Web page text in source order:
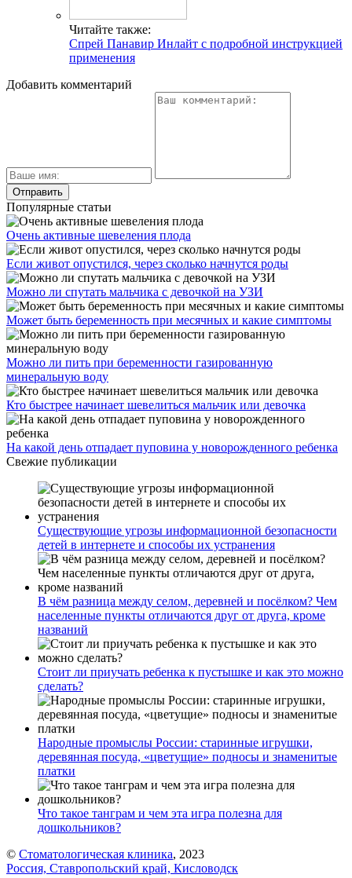
Читайте также:
Спрей Панавир Инлайт с подробной инструкцией
применения
Добавить комментарий
Популярные статьи
Очень активные шевеления плода
Если живот опустился, через сколько начнутся роды
Можно ли спутать мальчика с девочкой на УЗИ
Может быть беременность при месячных и какие симптомы
Можно ли пить при беременности газированную
минеральную воду
Кто быстрее начинает шевелиться мальчик или девочка
На какой день отпадает пуповина у новорожденного ребенка
Свежие публикации
Существующие угрозы информационной безопасности
детей в интернете и способы их устранения
В чём разница между селом, деревней и посёлком? Чем
населенные пункты отличаются друг от друга, кроме
названий
Стоит ли приучать ребенка к пустышке и как это можно
сделать?
Народные промыслы России: старинные игрушки,
деревянная посуда, «цветущие» подносы и знаменитые
платки
Что такое танграм и чем эта игра полезна для
дошкольников?
© Стоматологическая клиника, 2023
Россия, Ставропольский край, Кисловодск